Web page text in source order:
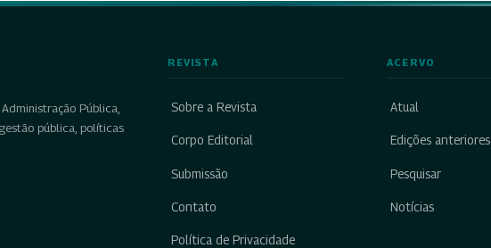
Pública,
pública, políticas
REVISTA
Sobre a Revista
Corpo Editorial
Submissão
Contato
Política de Privacidade
ACERVO
Atual
Edições anteriores
Pesquisar
Notícias